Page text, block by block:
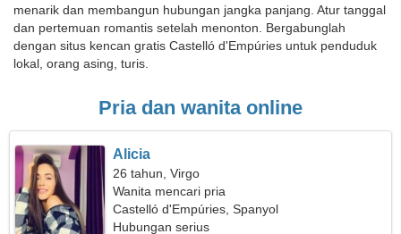
menarik dan membangun hubungan jangka panjang. Atur tanggal
dan pertemuan romantis setelah menonton. Bergabunglah
dengan situs kencan gratis Castelló d'Empúries untuk penduduk
lokal, orang asing, turis.
Pria dan wanita online
Alicia
26 tahun, Virgo
Wanita mencari pria
Castelló d'Empúries, Spanyol
Hubungan serius